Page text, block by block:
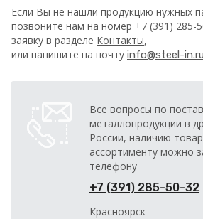
Если Вы не нашли продукцию нужных
позвоните нам на номер +7 (391) 285-
заявку в разделе Контакты,
или напишите на почту info@steel-in.ru
Все вопросы по
металлопродукции в
России, наличию
ассортименту можно
телефону
+7 (391) 285-50-32
Красноярск